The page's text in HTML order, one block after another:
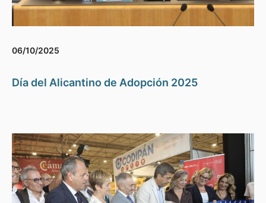
06/10/2025
Día del Alicantino de Adopción 2025